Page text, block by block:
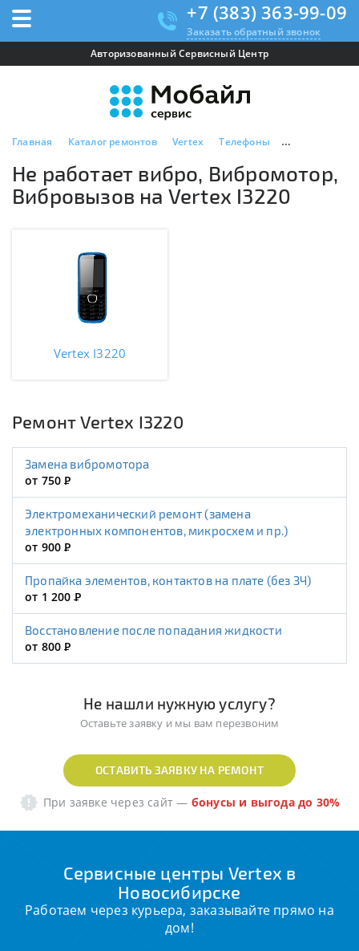
+7 (383) 363-99-09
Заказать обратный звонок
Авторизованный Сервисный Центр
Главная Каталог ремонтов Vertex Телефоны Vertex I3220
Не работает вибро, Вибромотор,
Вибровызов на Vertex I3220
Vertex I3220
Ремонт Vertex I3220
Замена вибромотора
от 750Р
Электромеханический ремонт (замена
электронных компонентов, микросхем и пр.)
от 900Р
Пропайка элементов, контактов на плате (без ЗЧ)
от 1 200Р
Восстановление после попадания жидкости
от 800Р
Не нашли нужную услугу?
Оставьте заявку и мы вам перезвоним
ОСТАВИТЬ ЗАЯВКУ НА РЕМОНТ
При заявке через сайт — бонусы и выгода до 30%
Сервисные центры Vertex в
Новосибирске
Работаем через курьера, заказывайте прямо на
дом!